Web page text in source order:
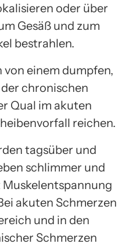
oder über
Gesäß und zum
bestrahlen.
von einem dumpfen,
chronischen
Qual im akuten
reichen.
tagsüber und
schlimmer und
Muskelentspannung
akuten Schmerzen
und in den
Schmerzen